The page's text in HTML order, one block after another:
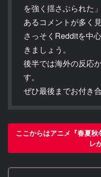
を強く揺さぶられた
あるコメントが多く
さっそくRedditを中
きましょう。
後半では海外の反応
す。
ぜひ最後までお付き
ここからはアニメ『春夏
レ